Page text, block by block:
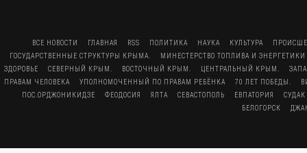
ВСЕ НОВОСТИ ГЛАВНАЯ RSS ПОЛИТИКА НАУКА КУЛЬТУРА
ГОСУДАРСТВЕННЫЕ СТРУКТУРЫ КРЫМА.
МИНЕСТЕРСТВО ТОПЛИВА И
ЗДОРОВЬЕ
СЕВЕРНЫЙ КРЫМ. ВОСТОЧНЫЙ КРЫМ. ЦЕНТРАЛЬНЫЙ КРЫМ.
ПРАВАМ ЧЕЛОВЕКА
УПОЛНОМОЧЕННЫЙ ПО ПРАВАМ РЕБЁНКА 70 ЛЕТ ПОБЕДЫ.
ПОС.ОРДЖОНИКИДЗЕ
ФЕОДОСИЯ ЯЛТА СЕВАСТОПОЛЬ ЕВПАТОРИЯ
СУДАК
БЕЛОГОРСК